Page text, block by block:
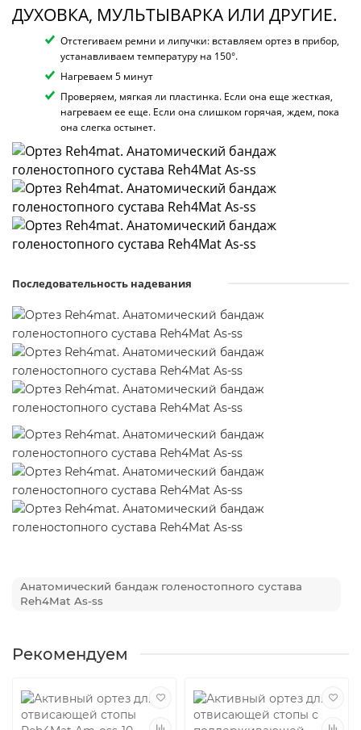
ДУХОВКА, МУЛЬТЫВАРКА ИЛИ ДРУГИЕ.
Отстегиваем ремни и липучки: вставляем ортез в прибор,
устанавливаем температуру на 150°.
Нагреваем 5 минут
Проверяем, мягкая ли пластинка. Если она еще жесткая,
нагреваем ее еще. Если она слишком горячая, ждем, пока
она слегка остынет.
Последовательность надевания
Анатомический бандаж голеностопного сустава
Reh4Mat As-ss
Рекомендуем